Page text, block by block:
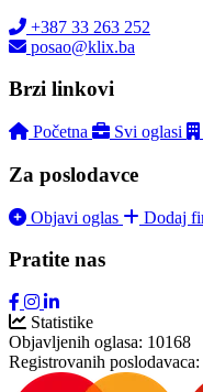
+387 33 263 252
posao@klix.ba
Brzi linkovi
Početna Svi oglasi
Za poslodavce
Objavi oglas Dodaj
Pratite nas
Statistike
Objavljenih oglasa: 10168
Registrovanih poslodavaca: